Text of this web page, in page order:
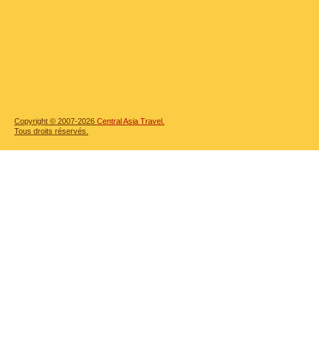
Copyright © 2007-2026 Central Asia Travel.
Tous droits réservés.